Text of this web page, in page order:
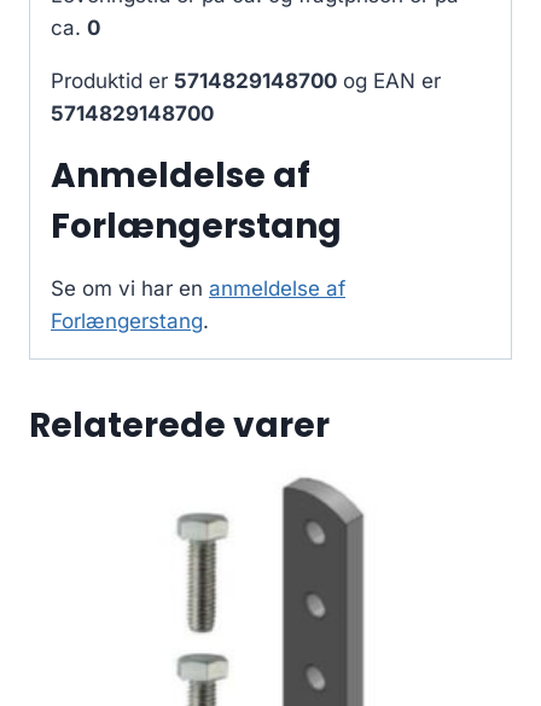
ca. 0
Produktid er 5714829148700 og EAN er
5714829148700
Anmeldelse af
Forlængerstang
Se om vi har en anmeldelse af
Forlængerstang.
Relaterede varer